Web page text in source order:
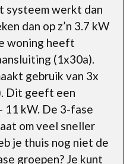
systeem werkt dan
dan op z’n 3.7 kW
woning heeft
(1x30a).
gebruik van 3x
Dit geeft een
11 kW. De 3-fase
om veel sneller
je thuis nog niet de
groepen? Je kunt